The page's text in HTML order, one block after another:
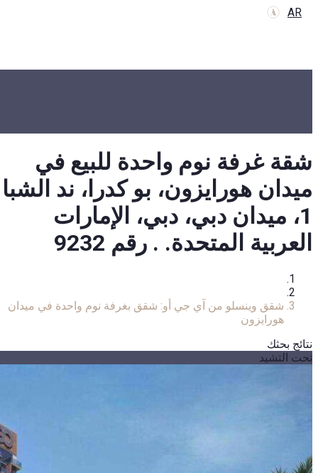
AR
شقة غرفة نوم واحدة للبيع في
ميدان هورايزون، بو كدرا، ند الشبا
1، ميدان دبي، دبي، الإمارات
العربية المتحدة. . رقم 9232
شقق وينسلو من آي جي أو: شقق بغرفة نوم واحدة في ميدان
هورايزون
نتائج بحثك
تحت التشيد